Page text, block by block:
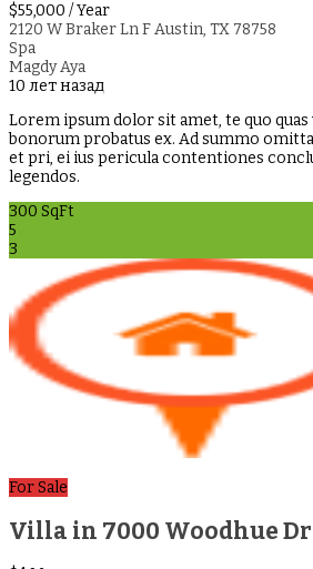
$55,000 / Year
2120 W Braker Ln F Austin, TX 78758
Spa
Magdy Aya
10 лет назад
Lorem ipsum dolor sit amet, te quo
bonorum probatus ex. Ad summo
et pri, ei ius pericula contentiones
legendos.
300 SqFt
5
3
For Sale
Villa in 7000 Woodhue